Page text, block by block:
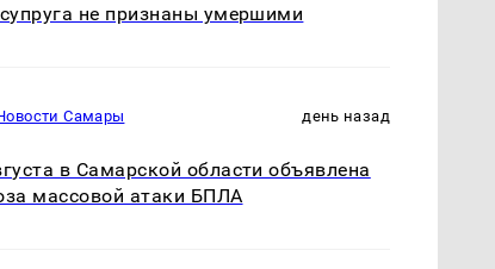
не признаны умершими
Самары день назад
в Самарской области объявлена
массовой атаки БПЛА